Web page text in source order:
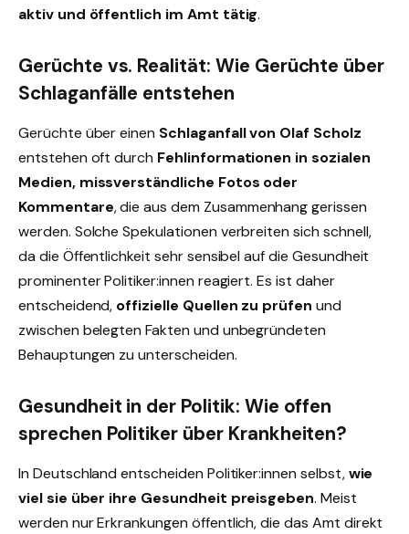
aktiv und öffentlich im Amt tätig.
Gerüchte vs. Realität: Wie Gerüchte über
Schlaganfälle entstehen
Gerüchte über einen Schlaganfall von Olaf Scholz
entstehen oft durch Fehlinformationen in sozialen
Medien, missverständliche Fotos oder
Kommentare, die aus dem Zusammenhang gerissen
werden. Solche Spekulationen verbreiten sich schnell,
da die Öffentlichkeit sehr sensibel auf die Gesundheit
prominenter Politiker:innen reagiert. Es ist daher
entscheidend, offizielle Quellen zu prüfen und
zwischen belegten Fakten und unbegründeten
Behauptungen zu unterscheiden.
Gesundheit in der Politik: Wie offen
sprechen Politiker über Krankheiten?
In Deutschland entscheiden Politiker:innen selbst,wie
viel sie über ihre Gesundheit preisgeben. Meist
werden nur Erkrankungen öffentlich, die das Amt direkt